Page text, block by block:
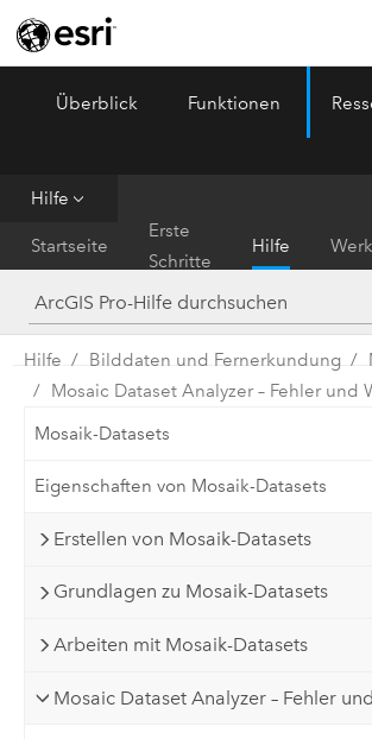
ArcGIS Pro
Überblick Funktionen
Hilfe
Startseite
Erste
Schritte
Hilfe
Hilfe Bilddaten und Fernerkundung
Mosaic Dataset Analyzer – Fehler und
Mosaik-Datasets
Eigenschaften von Mosaik-Datasets
Erstellen von Mosaik-Datasets
Grundlagen zu Mosaik-Datasets
Arbeiten mit Mosaik-Datasets
Mosaic Dataset Analyzer – Fehler